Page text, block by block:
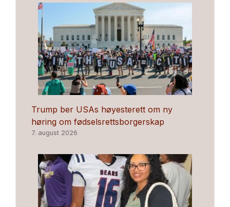
Trump ber USAs høyesterett om ny
høring om fødselsrettsborgerskap
7. august 2026